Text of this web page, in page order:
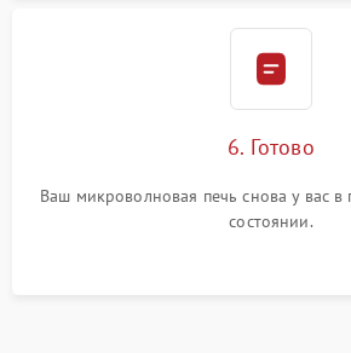
6. Готово
Ваш микроволновая печь снова у вас
состоянии.